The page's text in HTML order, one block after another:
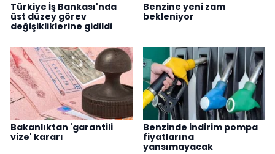
Türkiye İş Bankası'nda
üst düzey görev
değişikliklerine gidildi
Benzine yeni zam
bekleniyor
Bakanlıktan 'garantili
vize' kararı
Benzinde indirim pompa
fiyatlarına
yansımayacak